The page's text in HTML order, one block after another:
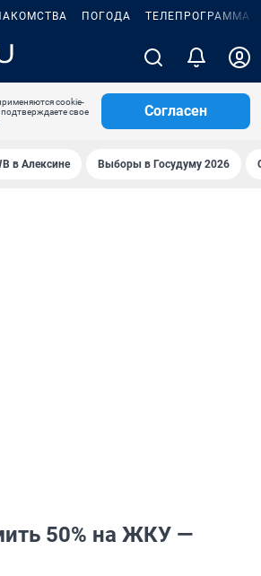
ПОГОДА ТЕЛЕПРОГРАММА
cookie-
свое
Согласен
в Алексине Выборы в Госудуму 2026
50% на ЖКУ —